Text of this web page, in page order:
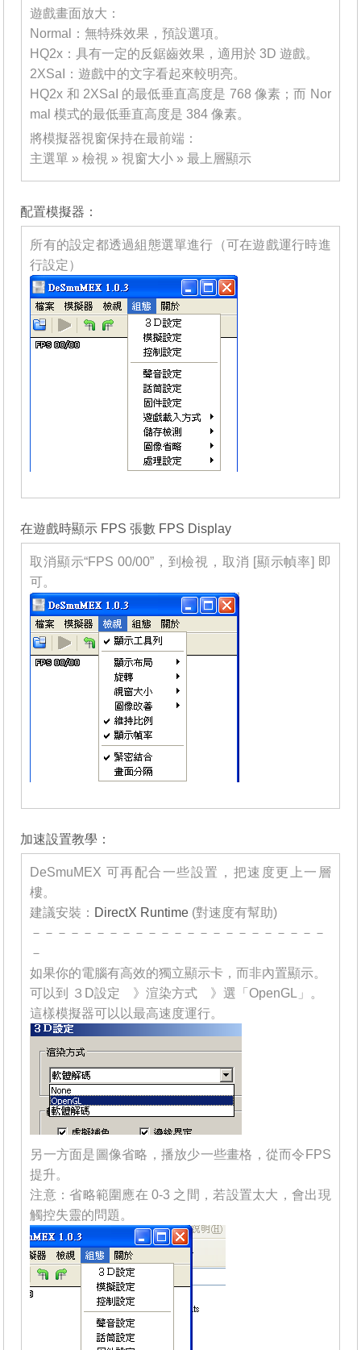
遊戲畫面放大：
Normal：無特殊效果，預設選項。
HQ2x：具有一定的反鋸齒效果，適用於 3D 遊戲。
2XSaI：遊戲中的文字看起來較明亮。
HQ2x 和 2XSaI 的最低垂直高度是 768 像素；而 Nor
mal 模式的最低垂直高度是 384 像素。
將模擬器視窗保持在最前端：
主選單 » 檢視 » 視窗大小 » 最上層顯示
配置模擬器：
所有的設定都透過組態選單進行（可在遊戲運行時進
行設定）
在遊戲時顯示 FPS 張數 FPS Display
取消顯示“FPS 00/00”，到檢視，取消 [顯示幀率] 即
可。
加速設置教學：
DeSmuMEX 可再配合一些設置，把速度更上一層
樓。
建議安裝： DirectX Runtime (對速度有幫助)
－－－－－－－－－－－－－－－－－－－－－－－
－
如果你的電腦有高效的獨立顯示卡，而非內置顯示。
可以到 ３D設定 》渲染方式 》選「OpenGL」。
這樣模擬器可以以最高速度運行。
另一方面是圖像省略，播放少一些畫格，從而令FPS
提升。
注意：省略範圍應在 0-3 之間，若設置太大，會出現
觸控失靈的問題。